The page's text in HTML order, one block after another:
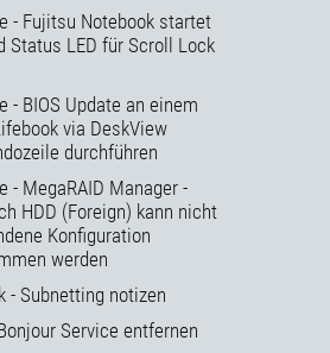
- Fujitsu Notebook startet
Status LED für Scroll Lock
- BIOS Update an einem
via DeskView
durchführen
- MegaRAID Manager -
HDD (Foreign) kann nicht
Konfiguration
werden
- Subnetting notizen
Service entfernen